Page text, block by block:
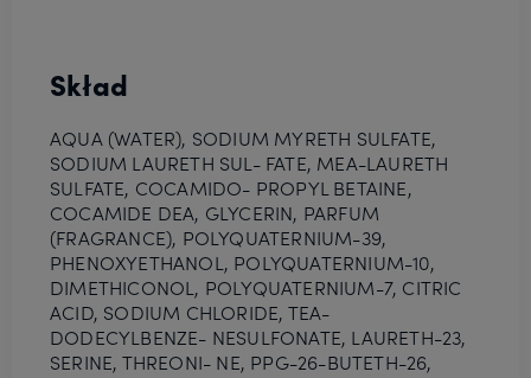
Skład
AQUA (WATER), SODIUM MYRETH SULFATE,
SODIUM LAURETH SUL- FATE, MEA-LAURETH
SULFATE, COCAMIDO- PROPYL BETAINE,
COCAMIDE DEA, GLYCERIN, PARFUM
(FRAGRANCE), POLYQUATERNIUM-39,
PHENOXYETHANOL, POLYQUATERNIUM-10,
DIMETHICONOL, POLYQUATERNIUM-7, CITRIC
ACID, SODIUM CHLORIDE, TEA-
DODECYLBENZE- NESULFONATE, LAURETH-23,
SERINE, THREONI- NE, PPG-26-BUTETH-26,